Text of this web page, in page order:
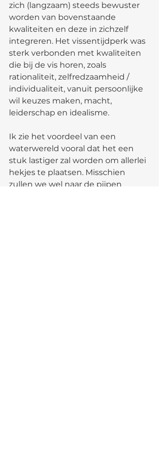
zich (langzaam) steeds bewuster
worden van bovenstaande
kwaliteiten en deze in zichzelf
integreren. Het vissentijdperk was
sterk verbonden met kwaliteiten
die bij de vis horen, zoals
rationaliteit, zelfredzaamheid /
individualiteit, vanuit persoonlijke
wil keuzes maken, macht,
leiderschap en idealisme.
Ik zie het voordeel van een
waterwereld vooral dat het een
stuk lastiger zal worden om allerlei
hekjes te plaatsen. Misschien
zullen we wel naar de pijpen